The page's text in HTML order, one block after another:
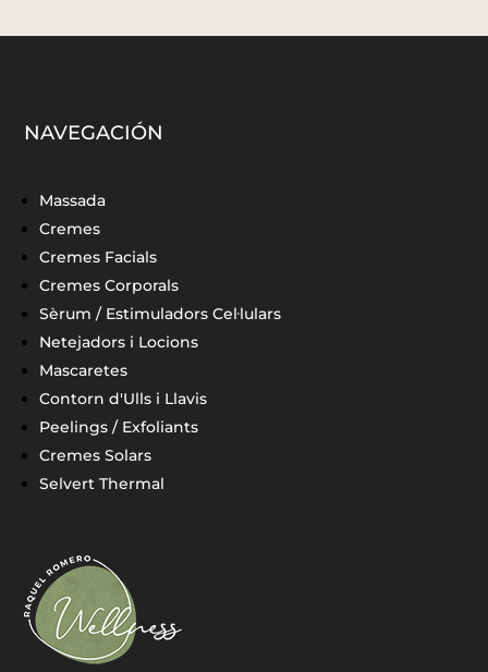
NAVEGACIÓN
Massada
Cremes
Cremes Facials
Cremes Corporals
Sèrum / Estimuladors Cel·lulars
Netejadors i Locions
Mascaretes
Contorn d'Ulls i Llavis
Peelings / Exfoliants
Cremes Solars
Selvert Thermal